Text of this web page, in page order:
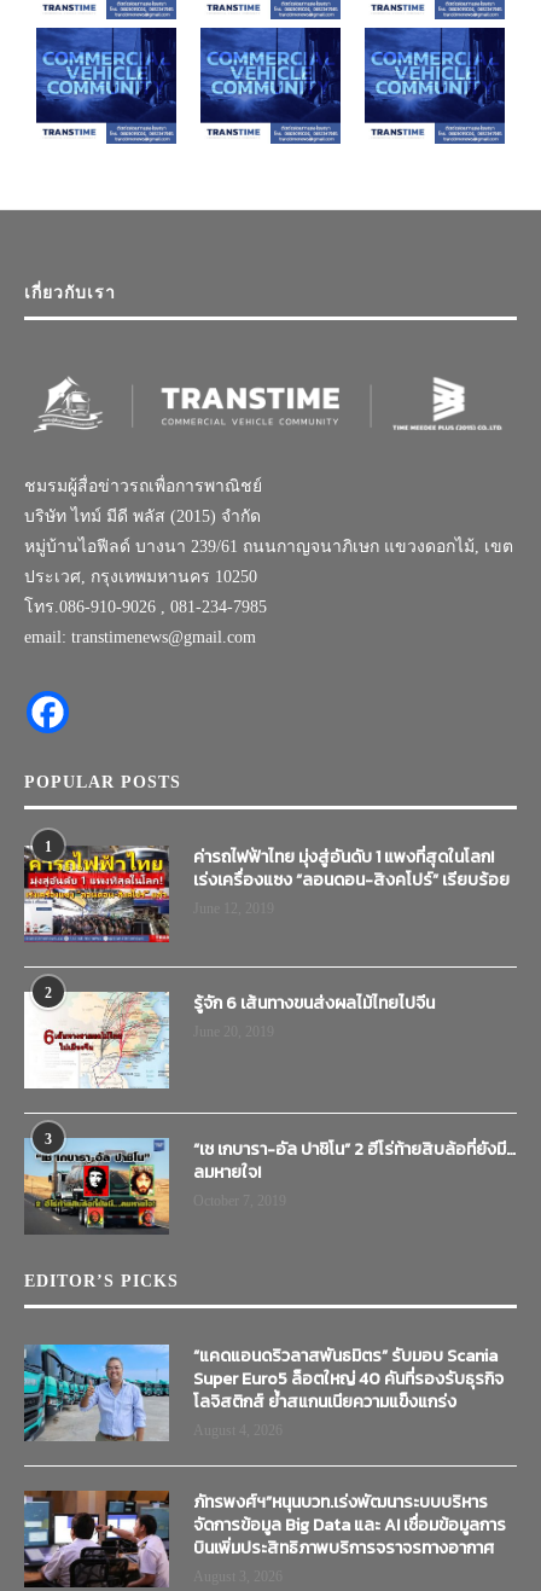
เกี่ยวกับเรา
ชมรมผู้สื่อข่าวรถเพื่อการพาณิชย์
บริษัท ไทม์ มีดี พลัส (2015) จำกัด
หมู่บ้านไอฟีลด์ บางนา 239/61 ถนนกาญจนาภิเษก แขวงดอกไม้, เขต
ประเวศ, กรุงเทพมหานคร 10250
โทร.086-910-9026 , 081-234-7985
email: transtimenews@gmail.com
POPULAR POSTS
1
ค่ารถไฟฟ้าไทย มุ่งสู่อันดับ 1 แพงที่สุดในโลก!
เร่งเครื่องแซง “ลอนดอน-สิงคโปร์” เรียบร้อย
2 รู้จัก 6 เส้นทางขนส่งผลไม้ไทยไปจีน
3
“เช เกบารา-อัล ปาชิโน” 2 ฮีโร่ท้ายสิบล้อที่ยังมี…
ลมหายใจ!
EDITOR’S PICKS
“แคดแอนดริวลาสพันธมิตร” รับมอบ Scania
Super Euro5 ล็อตใหญ่ 40 คันที่รองรับธุรกิจ
โลจิสติกส์ ย้ำสแกนเนียความแข็งแกร่ง
ภัทรพงศ์ฯ”หนุนบวท.เร่งพัฒนาระบบบริหาร
จัดการข้อมูล Big Data และ AI เชื่อมข้อมูลการ
บินเพิ่มประสิทธิภาพบริการจราจรทางอากาศ